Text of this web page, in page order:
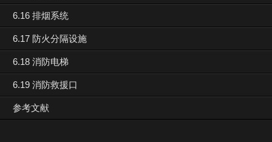
6.16 排烟系统
6.17 防火分隔设施
6.18 消防电梯
6.19 消防救援口
参考文献